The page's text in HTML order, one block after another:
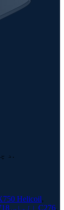
© د چاپ حق - 2011-2021: ټول حقونه خوندي دي.
Helicoil,
الماس 718 ګردي بار الماس C276,